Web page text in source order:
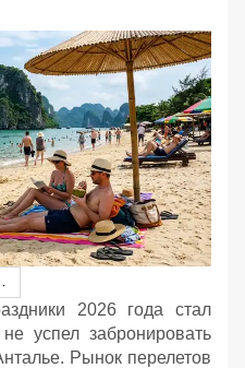
2026 года стал
успел забронировать
Рынок перелетов